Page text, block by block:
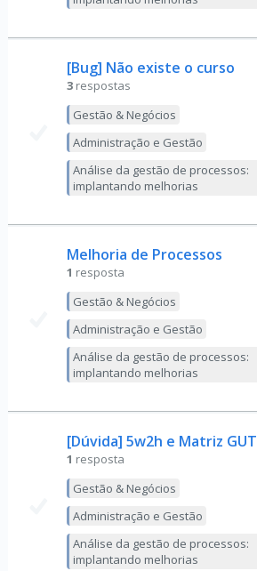
[Bug] Não existe o curso
3 respostas
Gestão & Negócios
Administração e Gestão
Análise da gestão de processos:
implantando melhorias
Melhoria de Processos
1 resposta
Gestão & Negócios
Administração e Gestão
Análise da gestão de processos:
implantando melhorias
[Dúvida] 5w2h e Matriz GUT
1 resposta
Gestão & Negócios
Administração e Gestão
Análise da gestão de processos:
implantando melhorias